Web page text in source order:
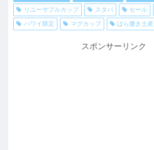
リユーサブルカップ
スタバ セール
ハワイ限定
マグカップ ばら撒き土産
スポンサーリンク